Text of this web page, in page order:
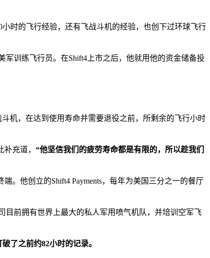
时的飞行经验，还有飞战斗机的经验，也创下过环球飞行
军训练飞行员。在Shift4上市之后，他就用他的资金储备投
机，在达到使用寿命并需要退役之前，所剩余的飞行小时
充道， “他坚信我们的疲劳寿命都是有限的，所以趁我们
。他创立的Shift4 Payments，每年为美国三分之一的餐厅
目前拥有世界上最大的私人军用喷气机队，并培训空军飞
了之前约82小时的记录。